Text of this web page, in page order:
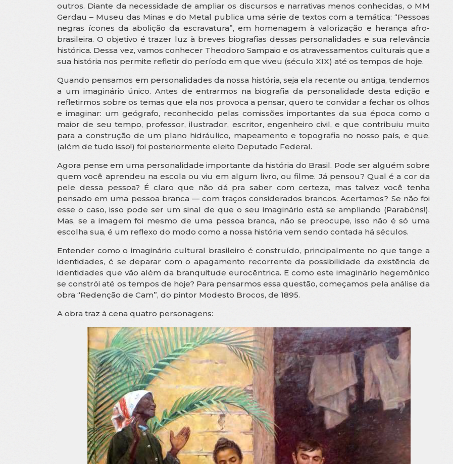
outros. Diante da necessidade de ampliar os discursos e narrativas menos conhecidas, o MM
Gerdau – Museu das Minas e do Metal publica uma série de textos com a temática: “Pessoas
negras ícones da abolição da escravatura”, em homenagem à valorização e herança afro-
brasileira. O objetivo é trazer luz à breves biografias dessas personalidades e sua relevância
histórica. Dessa vez, vamos conhecer Theodoro Sampaio e os atravessamentos culturais que a
sua história nos permite refletir do período em que viveu (século XIX) até os tempos de hoje.
Quando pensamos em personalidades da nossa história, seja ela recente ou antiga, tendemos
a um imaginário único. Antes de entrarmos na biografia da personalidade desta edição e
refletirmos sobre os temas que ela nos provoca a pensar, quero te convidar a fechar os olhos
e imaginar: um geógrafo, reconhecido pelas comissões importantes da sua época como o
maior de seu tempo, professor, ilustrador, escritor, engenheiro civil, e que contribuiu muito
para a construção de um plano hidráulico, mapeamento e topografia no nosso país, e que,
(além de tudo isso!) foi posteriormente eleito Deputado Federal.
Agora pense em uma personalidade importante da história do Brasil. Pode ser alguém sobre
quem você aprendeu na escola ou viu em algum livro, ou filme. Já pensou? Qual é a cor da
pele dessa pessoa? É claro que não dá pra saber com certeza, mas talvez você tenha
pensado em uma pessoa branca — com traços considerados brancos. Acertamos? Se não foi
esse o caso, isso pode ser um sinal de que o seu imaginário está se ampliando (Parabéns!).
Mas, se a imagem foi mesmo de uma pessoa branca, não se preocupe, isso não é só uma
escolha sua, é um reflexo do modo como a nossa história vem sendo contada há séculos.
Entender como o imaginário cultural brasileiro é construído, principalmente no que tange a
identidades, é se deparar com o apagamento recorrente da possibilidade da existência de
identidades que vão além da branquitude eurocêntrica. E como este imaginário hegemônico
se constrói até os tempos de hoje? Para pensarmos essa questão, começamos pela análise da
obra “Redenção de Cam”, do pintor Modesto Brocos, de 1895.
A obra traz à cena quatro personagens: